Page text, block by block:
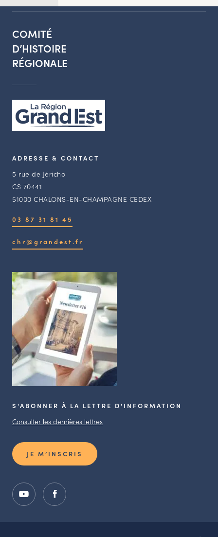
COMITÉ
D’HISTOIRE
RÉGIONALE
ADRESSE & CONTACT
5 rue de Jéricho
CS 70441
51000 CHALONS-EN-CHAMPAGNE CEDEX
03 87 31 81 45
chr@grandest.fr
S'ABONNER À LA LETTRE D'INFORMATION
Consulter les dernières lettres
JE M’INSCRIS